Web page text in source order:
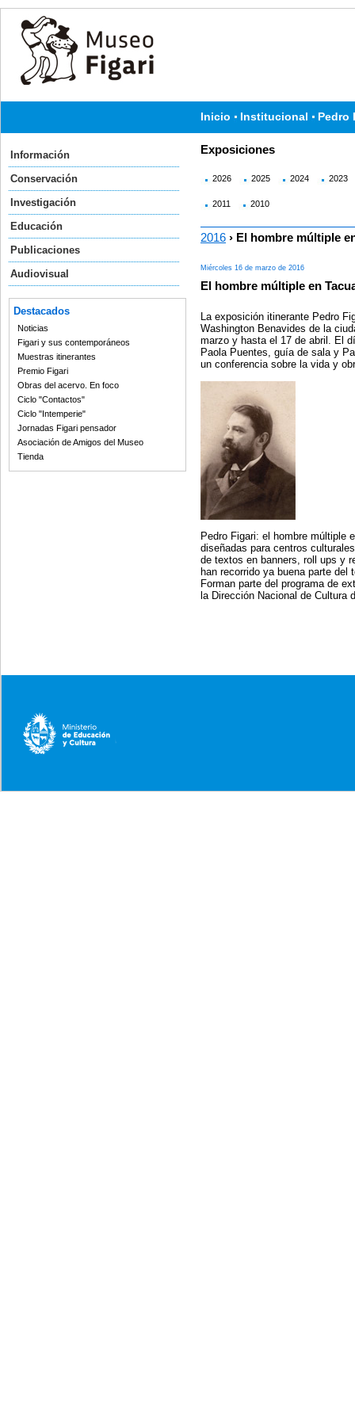
Inicio Institucional Pedro
Información
Conservación
Investigación
Educación
Publicaciones
Audiovisual
Destacados
Noticias
Figari y sus contemporáneos
Muestras itinerantes
Premio Figari
Obras del acervo. En foco
Ciclo "Contactos"
Ciclo "Intemperie"
Jornadas Figari pensador
Asociación de Amigos del Museo
Tienda
Exposiciones
2026 2025 2024 2023
2011 2010
2016 › El hombre múltiple
Miércoles 16 de marzo de 2016
El hombre múltiple en
La exposición itinerante Pedro
Washington Benavides de la
marzo y hasta el 17 de abril. El
Paola Puentes, guía de sala y
un conferencia sobre la vida y
Pedro Figari: el hombre múltiple
diseñadas para centros
de textos en banners, roll ups y
han recorrido ya buena parte
Forman parte del programa de
la Dirección Nacional de Cultura